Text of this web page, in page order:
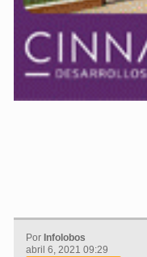
Por Infolobos
abril 6, 2021 09:29